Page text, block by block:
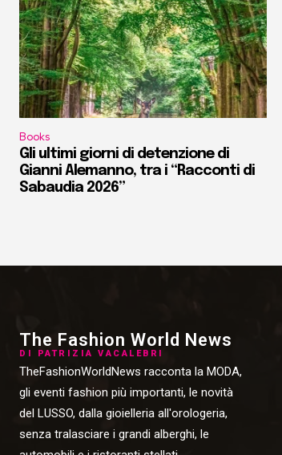
Books
Gli ultimi giorni di detenzione di
Gianni Alemanno, tra i “Racconti di
Sabaudia 2026”
The Fashion World News
DI PATRIZIA VACALEBRI
TheFashionWorldNews racconta la MODA,
gli eventi fashion più importanti, le novità
del LUSSO, dalla gioielleria all'orologeria,
senza tralasciare i grandi alberghi, le